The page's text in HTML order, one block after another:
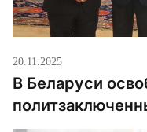
20.11.2025
В Беларуси